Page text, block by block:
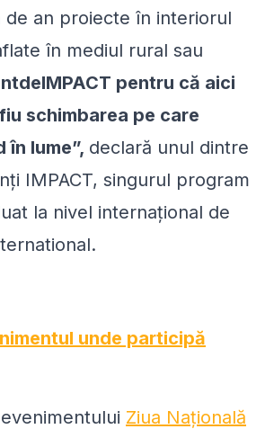
de an proiecte în interiorul
în mediul rural sau
pentru că aici
schimbarea pe care
în lume”, declară unul dintre
IMPACT, singurul program
la nivel internațional de
unde participă
Ziua Națională